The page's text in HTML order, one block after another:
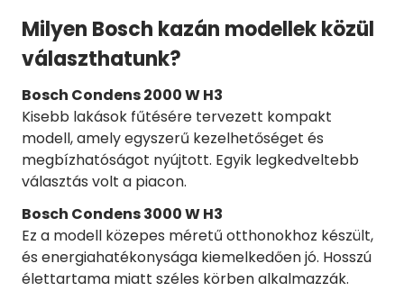
Milyen Bosch kazán modellek közül
választhatunk?
Bosch Condens 2000 W H3
Kisebb lakások fűtésére tervezett kompakt
modell, amely egyszerű kezelhetőséget és
megbízhatóságot nyújtott. Egyik legkedveltebb
választás volt a piacon.
Bosch Condens 3000 W H3
Ez a modell közepes méretű otthonokhoz készült,
és energiahatékonysága kiemelkedően jó. Hosszú
élettartama miatt széles körben alkalmazzák.